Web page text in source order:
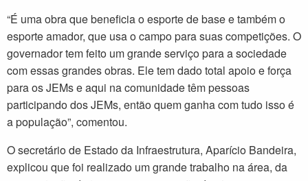
“É uma obra que beneficia o esporte de base e também o
esporte amador, que usa o campo para suas competições. O
governador tem feito um grande serviço para a sociedade
com essas grandes obras. Ele tem dado total apoio e força
para os JEMs e aqui na comunidade têm pessoas
participando dos JEMs, então quem ganha com tudo isso é
a população”, comentou.
O secretário de Estado da Infraestrutura, Aparício Bandeira,
explicou que foi realizado um grande trabalho na área, da